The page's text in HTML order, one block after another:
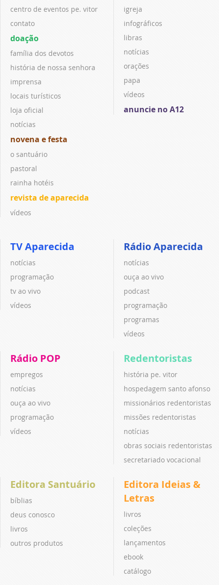
centro de eventos pe. vitor
contato
doação
família dos devotos
história de nossa senhora
imprensa
locais turísticos
loja oficial
notícias
novena e festa
o santuário
pastoral
rainha hotéis
revista de aparecida
vídeos
igreja
infográficos
libras
notícias
orações
papa
vídeos
anuncie no A12
TV Aparecida
notícias
programação
tv ao vivo
vídeos
Rádio Aparecida
notícias
ouça ao vivo
podcast
programação
programas
vídeos
Rádio POP
empregos
notícias
ouça ao vivo
programação
vídeos
Redentoristas
história pe. vitor
hospedagem santo afonso
missionários redentoristas
missões redentoristas
notícias
obras sociais redentoristas
secretariado vocacional
Editora Santuário
bíblias
deus conosco
livros
outros produtos
Editora Ideias &
Letras
livros
coleções
lançamentos
ebook
catálogo